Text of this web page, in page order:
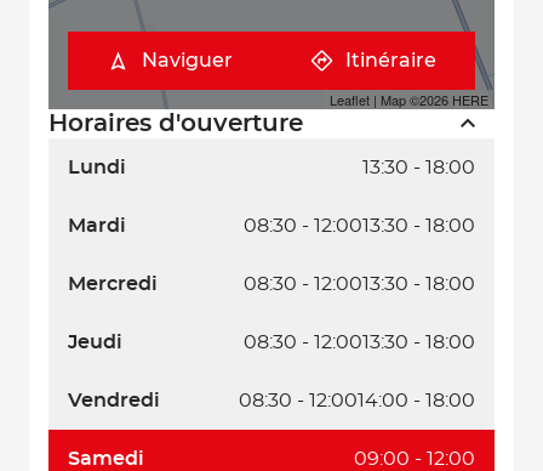
Horaires d'ouverture
Lundi 13:30 - 18:00
Mardi 08:30 - 12:0013:30 - 18:00
Mercredi 08:30 - 12:0013:30 - 18:00
Jeudi 08:30 - 12:0013:30 - 18:00
Vendredi 08:30 - 12:0014:00 - 18:00
Samedi 09:00 - 12:00
Leaflet | Map ©2026 HERE
Naviguer Itinéraire